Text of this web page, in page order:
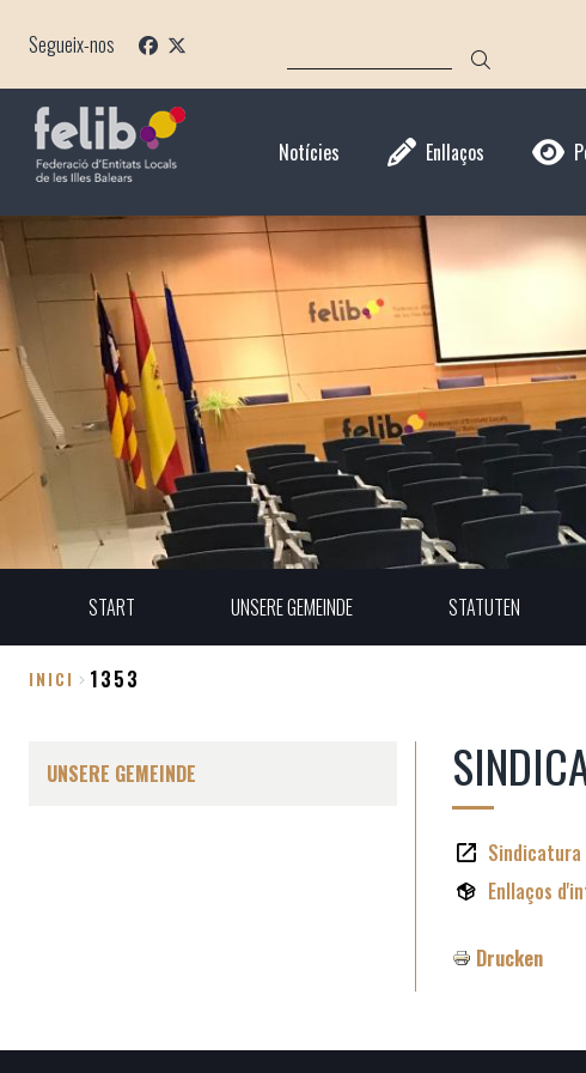
Segueix-nos
Notícies Enllaços
START UNSERE GEMEINDE STATUTEN
INICI 1353
UNSERE GEMEINDE
Sindicatura
Enllaços
Drucken